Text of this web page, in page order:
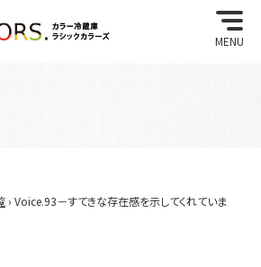
MENU
› Voice.93－すてきな存在感を示してくれていま